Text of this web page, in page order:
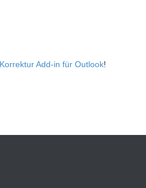
Korrektur Add-in für Outlook!